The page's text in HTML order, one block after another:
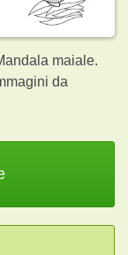
maiale.
da